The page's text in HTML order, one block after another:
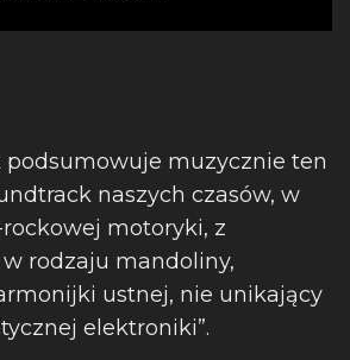
podsumowuje muzycznie ten
naszych czasów, w
motoryki, z
rodzaju mandoliny,
ustnej, nie unikający
elektroniki”.